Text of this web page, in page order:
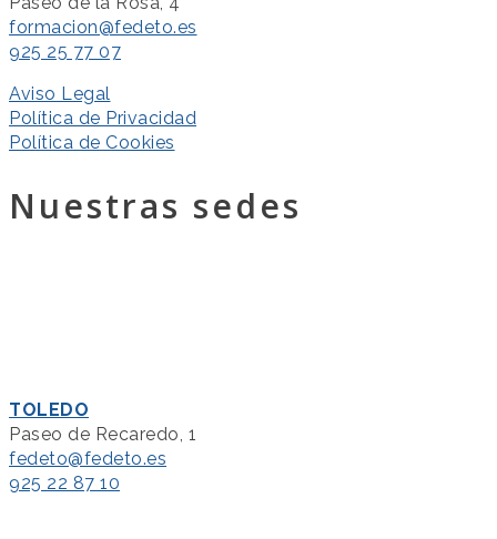
formacion@fedeto.es
925 25 77 07
Aviso Legal
Política de Privacidad
Política de Cookies
Nuestras sedes
TOLEDO
Paseo de Recaredo, 1
fedeto@fedeto.es
925 22 87 10